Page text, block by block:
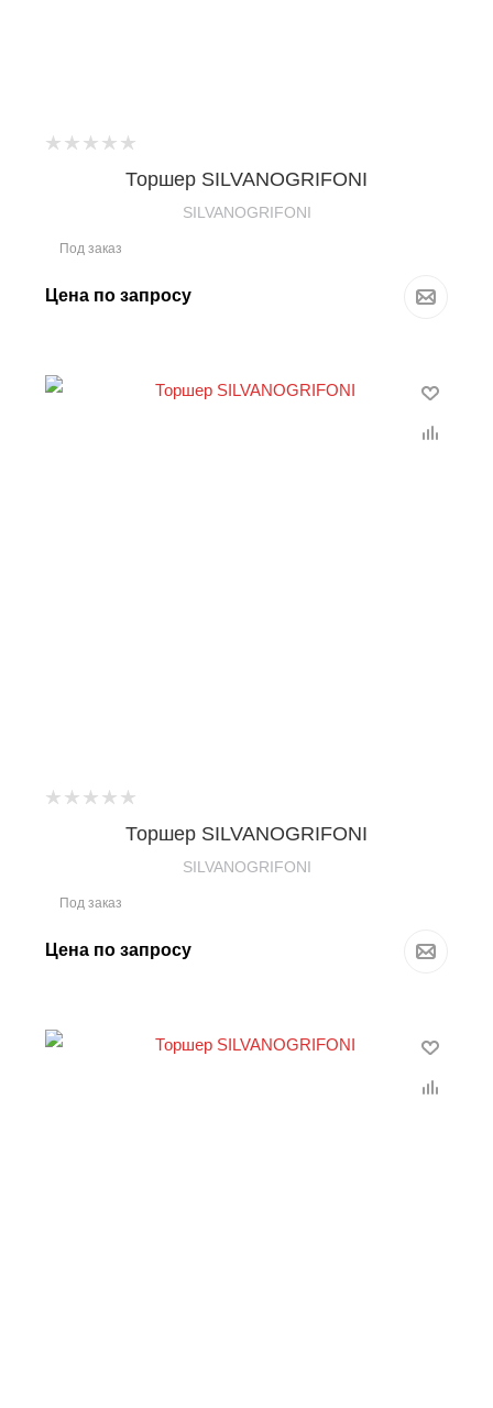
Торшер SILVANOGRIFONI
SILVANOGRIFONI
Под заказ
Цена по запросу
Торшер SILVANOGRIFONI
SILVANOGRIFONI
Под заказ
Цена по запросу